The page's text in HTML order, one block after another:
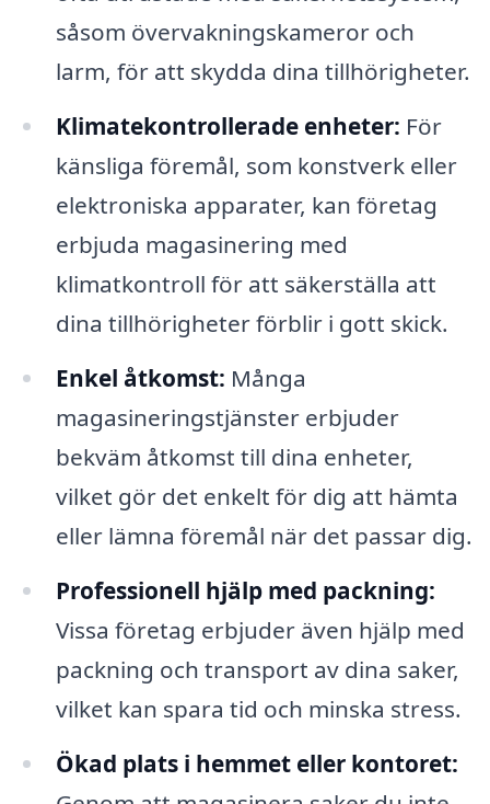
såsom övervakningskameror och
larm, för att skydda dina tillhörigheter.
Klimatekontrollerade enheter: För
känsliga föremål, som konstverk eller
elektroniska apparater, kan företag
erbjuda magasinering med
klimatkontroll för att säkerställa att
dina tillhörigheter förblir i gott skick.
Enkel åtkomst: Många
magasineringstjänster erbjuder
bekväm åtkomst till dina enheter,
vilket gör det enkelt för dig att hämta
eller lämna föremål när det passar dig.
Professionell hjälp med packning:
Vissa företag erbjuder även hjälp med
packning och transport av dina saker,
vilket kan spara tid och minska stress.
Ökad plats i hemmet eller kontoret: